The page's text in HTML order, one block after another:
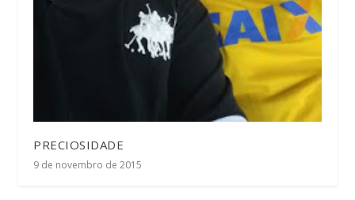
PRECIOSIDADE
9 de novembro de 2015